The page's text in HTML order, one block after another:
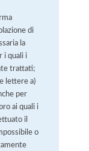
di
la
i quali i
trattati;
lettere a)
per
ai quali i
il
o